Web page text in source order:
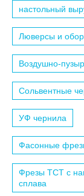
настольный
Люверсы и
Воздушно-
Сольвентные
УФ чернила
Фасонные
Фрезы TCT с
сплава